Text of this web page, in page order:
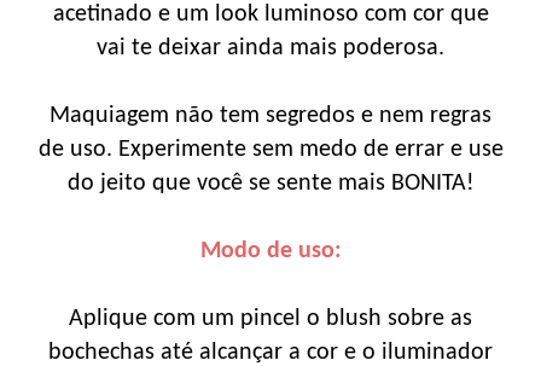
acetinado e um look luminoso com cor que
vai te deixar ainda mais poderosa.
Maquiagem não tem segredos e nem regras
de uso. Experimente sem medo de errar e use
do jeito que você se sente mais BONITA!
Modo de uso:
Aplique com um pincel o blush sobre as
bochechas até alcançar a cor e o iluminador